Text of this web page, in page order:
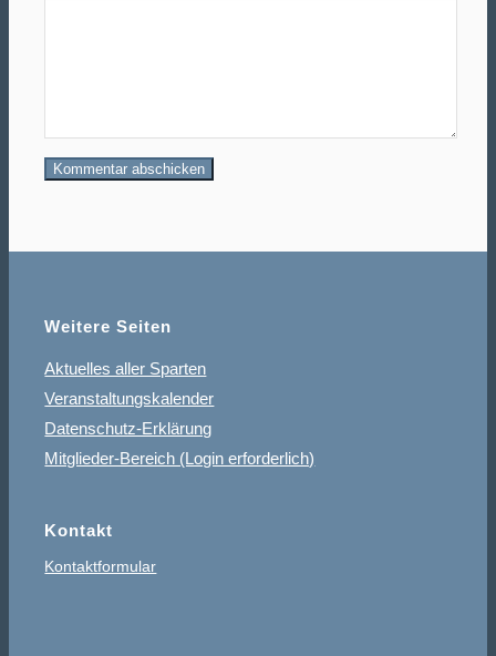
Weitere Seiten
Aktuelles aller Sparten
Veranstaltungskalender
Datenschutz-Erklärung
Mitglieder-Bereich (Login erforderlich)
Kontakt
Kontaktformular